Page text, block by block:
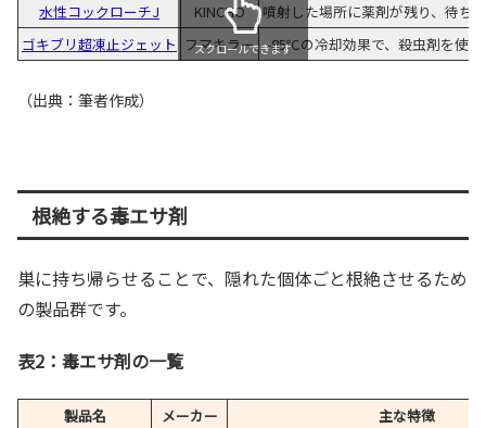
水性コックローチJ
KINCHO
噴射した場所に薬剤が残り、待ち
ゴキブリ超凍止ジェット フマキラー -85℃の冷却効果で、殺虫剤を使
スクロールできます
（出典：筆者作成）
根絶する毒エサ剤
巣に持ち帰らせることで、隠れた個体ごと根絶させるため
の製品群です。
表2：毒エサ剤の一覧
製品名 メーカー
主な特徴